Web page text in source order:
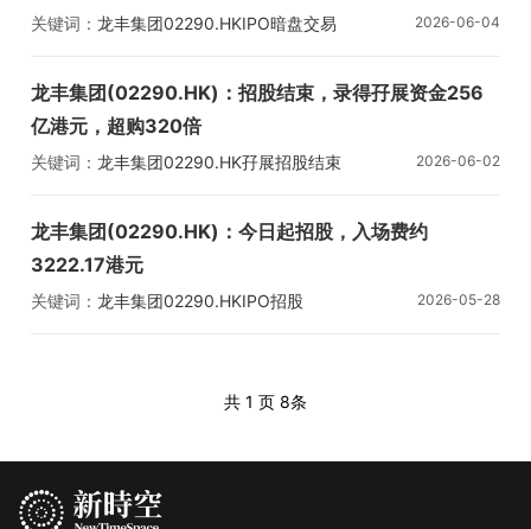
关键词： 龙丰集团02290.HKIPO暗盘交易 2026-06-04
龙丰集团(02290.HK)：招股结束，录得孖展资金256
亿港元，超购320倍
关键词： 龙丰集团02290.HK孖展招股结束 2026-06-02
龙丰集团(02290.HK)：今日起招股，入场费约
3222.17港元
关键词： 龙丰集团02290.HKIPO招股 2026-05-28
共 1 页 8条